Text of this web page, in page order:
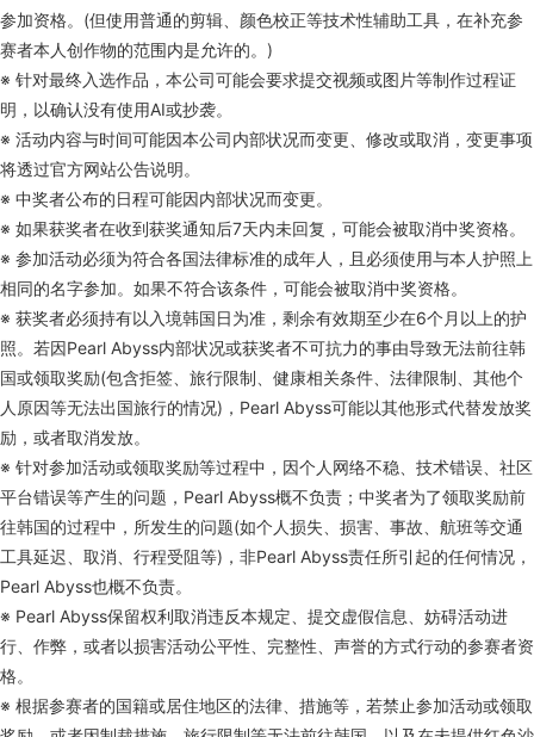
参加资格。(但使用普通的剪辑、颜色校正等技术性辅助工具，在补充参
赛者本人创作物的范围内是允许的。)
※ 针对最终入选作品，本公司可能会要求提交视频或图片等制作过程证
明，以确认没有使用AI或抄袭。
※ 活动内容与时间可能因本公司内部状况而变更、修改或取消，变更事项
将透过官方网站公告说明。
※ 中奖者公布的日程可能因内部状况而变更。
※ 如果获奖者在收到获奖通知后7天内未回复，可能会被取消中奖资格。
※ 参加活动必须为符合各国法律标准的成年人，且必须使用与本人护照上
相同的名字参加。如果不符合该条件，可能会被取消中奖资格。
※ 获奖者必须持有以入境韩国日为准，剩余有效期至少在6个月以上的护
照。若因Pearl Abyss内部状况或获奖者不可抗力的事由导致无法前往韩
国或领取奖励(包含拒签、旅行限制、健康相关条件、法律限制、其他个
人原因等无法出国旅行的情况)，Pearl Abyss可能以其他形式代替发放奖
励，或者取消发放。
※ 针对参加活动或领取奖励等过程中，因个人网络不稳、技术错误、社区
平台错误等产生的问题，Pearl Abyss概不负责；中奖者为了领取奖励前
往韩国的过程中，所发生的问题(如个人损失、损害、事故、航班等交通
工具延迟、取消、行程受阻等)，非Pearl Abyss责任所引起的任何情况，
Pearl Abyss也概不负责。
※ Pearl Abyss保留权利取消违反本规定、提交虚假信息、妨碍活动进
行、作弊，或者以损害活动公平性、完整性、声誉的方式行动的参赛者资
格。
※ 根据参赛者的国籍或居住地区的法律、措施等，若禁止参加活动或领取